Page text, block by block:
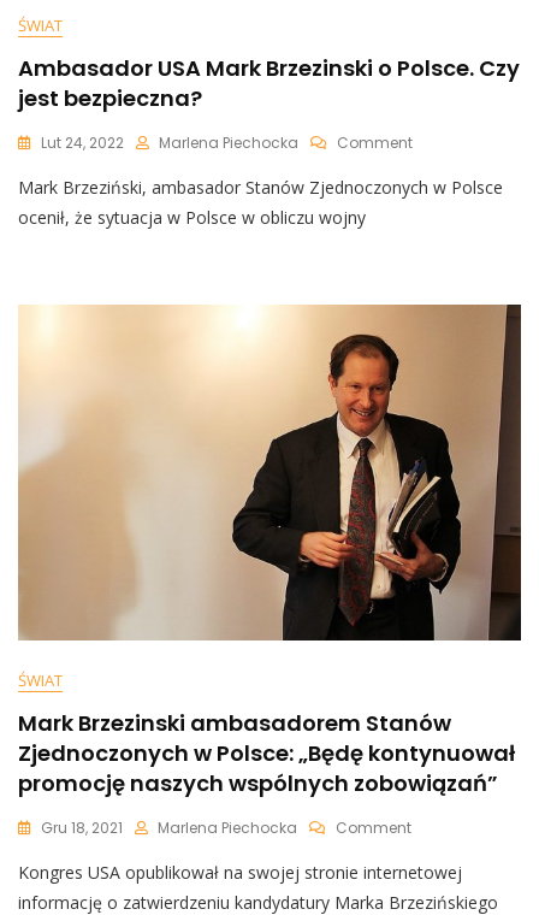
ŚWIAT
Ambasador USA Mark Brzezinski o Polsce. Czy
jest bezpieczna?
Lut 24, 2022 Marlena Piechocka CommentOn
USA
Czy
Mark Brzeziński, ambasador Stanów Zjednoczonych w Polsce
ocenił, że sytuacja w Polsce w obliczu wojny
ŚWIAT
Mark Brzezinski ambasadorem Stanów
Zjednoczonych w Polsce: „Będę kontynuował
promocję naszych wspólnych zobowiązań”
Gru 18, 2021 Marlena Piechocka CommentOn
Brzezinski
Ambasadorem
Kongres USA opublikował na swojej stronie internetowej
informację o zatwierdzeniu kandydatury Marka Brzezińskiego